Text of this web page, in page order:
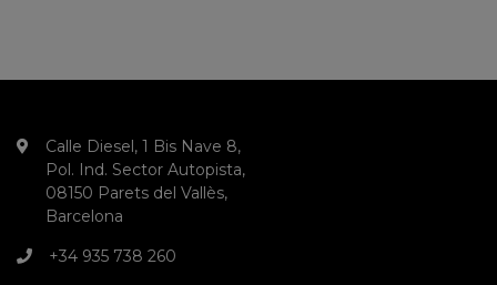
Calle Diesel, 1 Bis Nave 8,
Pol. Ind. Sector Autopista,
08150 Parets del Vallès,
Barcelona
+34 935 738 260